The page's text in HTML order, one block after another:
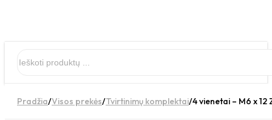
Pradžia/Visos prekės/Tvirtinimų komplektai/4 vienetai – M6 x